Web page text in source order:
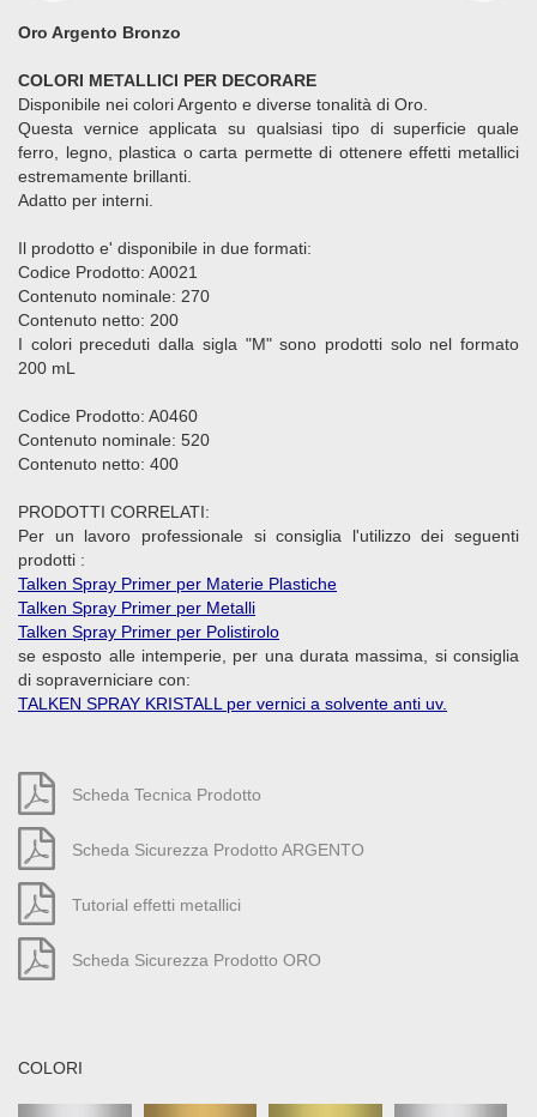
Oro Argento Bronzo
COLORI METALLICI PER DECORARE
Disponibile nei colori Argento e diverse tonalità di Oro.
Questa vernice applicata su qualsiasi tipo di superficie quale
ferro, legno, plastica o carta permette di ottenere effetti metallici
estremamente brillanti.
Adatto per interni.
Il prodotto e' disponibile in due formati:
Codice Prodotto: A0021
Contenuto nominale: 270
Contenuto netto: 200
I colori preceduti dalla sigla "M" sono prodotti solo nel formato
200 mL
Codice Prodotto: A0460
Contenuto nominale: 520
Contenuto netto: 400
PRODOTTI CORRELATI:
Per un lavoro professionale si consiglia l'utilizzo dei seguenti
prodotti :
Talken Spray Primer per Materie Plastiche
Talken Spray Primer per Metalli
Talken Spray Primer per Polistirolo
se esposto alle intemperie, per una durata massima, si consiglia
di sopraverniciare con:
TALKEN SPRAY KRISTALL per vernici a solvente anti uv.
Scheda Tecnica Prodotto
Scheda Sicurezza Prodotto ARGENTO
Tutorial effetti metallici
Scheda Sicurezza Prodotto ORO
COLORI